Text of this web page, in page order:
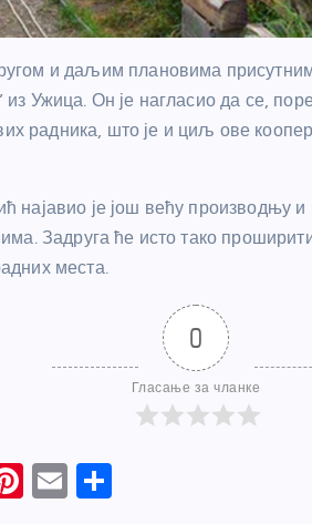
и даљим плановима
из Ужица. Он је нагласио да се,
радника, што је и циљ ове
најавио је још већу производњу
Задруга ће исто тако
места.
0
Гласање за чланке
Pi E